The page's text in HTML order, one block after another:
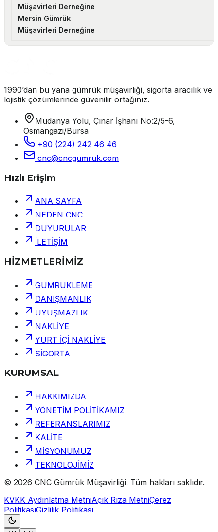
Müşavirleri Derneğine
Mersin Gümrük
Müşavirleri Derneğine
1990’dan bu yana gümrük müşavirliği, sigorta aracılık ve
lojistik çözümlerinde güvenilir ortağınız.
Mudanya Yolu, Çınar İşhanı No:2/5-6,
Osmangazi/Bursa
+90 (224) 242 46 46
cnc@cncgumruk.com
Hızlı Erişim
ANA SAYFA
NEDEN CNC
DUYURULAR
İLETİŞİM
HİZMETLERİMİZ
GÜMRÜKLEME
DANIŞMANLIK
UYUŞMAZLIK
NAKLİYE
YURT İÇİ NAKLİYE
SİGORTA
KURUMSAL
HAKKIMIZDA
YÖNETİM POLİTİKAMIZ
REFERANSLARIMIZ
KALİTE
MİSYONUMUZ
TEKNOLOJİMİZ
© 2026 CNC Gümrük Müşavirliği. Tüm hakları saklıdır.
KVKK Aydınlatma MetniAçık Rıza MetniÇerez
PolitikasıGizlilik Politikası